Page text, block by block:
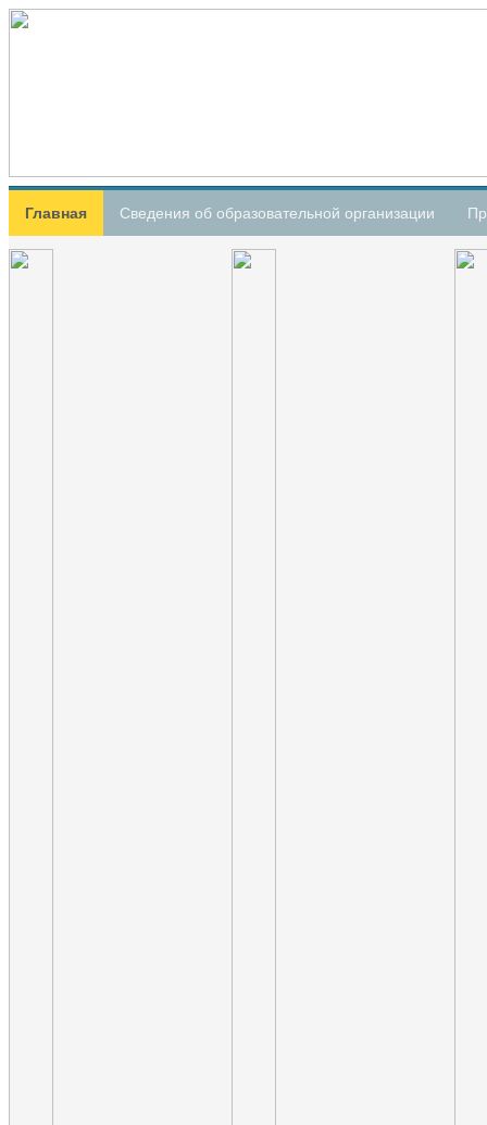
Главная Сведения об образовательной организации